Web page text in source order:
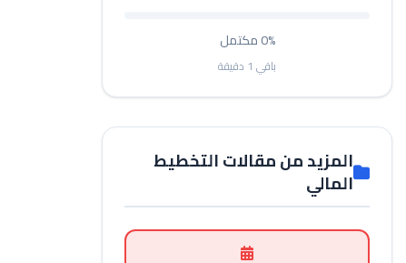
0%مكتمل
باقي 1 دقيقة
المزيد من مقالات التخطيط
المالي